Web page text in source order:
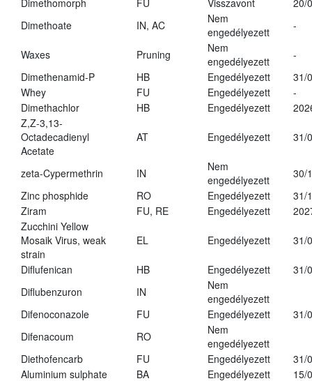
Dimethomorph
FU Visszavont
20/
Dimethoate
IN, AC
Nem
engedélyezett
-
Waxes Pruning
Nem
engedélyezett
-
Dimethenamid-P
HB Engedélyezett
31/
Whey
FU Engedélyezett
-
Dimethachlor
HB Engedélyezett
Z,Z-3,13-
Octadecadienyl
Acetate
AT Engedélyezett 31/
zeta-Cypermethrin IN
Nem
engedélyezett
30/
Zinc phosphide
RO Engedélyezett
31/
Ziram
FU, RE Engedélyezett
Zucchini Yellow
Mosaik Virus, weak
strain
EL Engedélyezett 31/
Diflufenican HB Engedélyezett
31/
Diflubenzuron
IN
Nem
engedélyezett
Difenoconazole
FU Engedélyezett
31/
Difenacoum
RO
Nem
engedélyezett
Diethofencarb
FU Engedélyezett
31/
Aluminium sulphate
BA Engedélyezett
15/